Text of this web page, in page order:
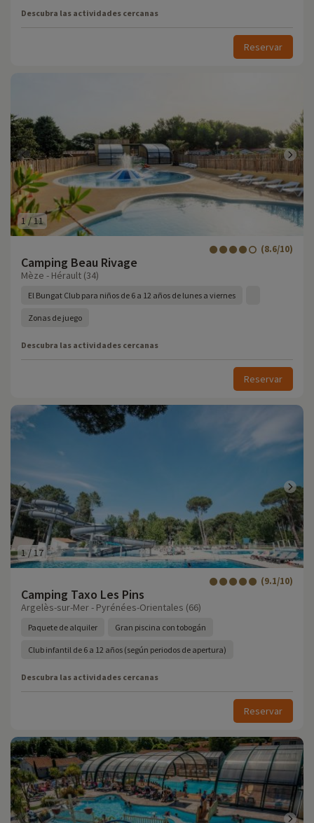
Descubra las actividades cercanas
Reservar
1 /11
Camping Beau Rivage
(8.6/10)
Mèze - Hérault (34)
El Bungat Club para niños de 6 a 12 años de lunes a viernes
Zonas de juego
Descubra las actividades cercanas
Reservar
1/17
Camping Taxo Les Pins
(9.1/10)
Argelès-sur-Mer - Pyrénées-Orientales (66)
Paquete de alquiler Gran piscina con tobogán
Club infantil de 6 a 12 años (según periodos de apertura)
Descubra las actividades cercanas
Reservar